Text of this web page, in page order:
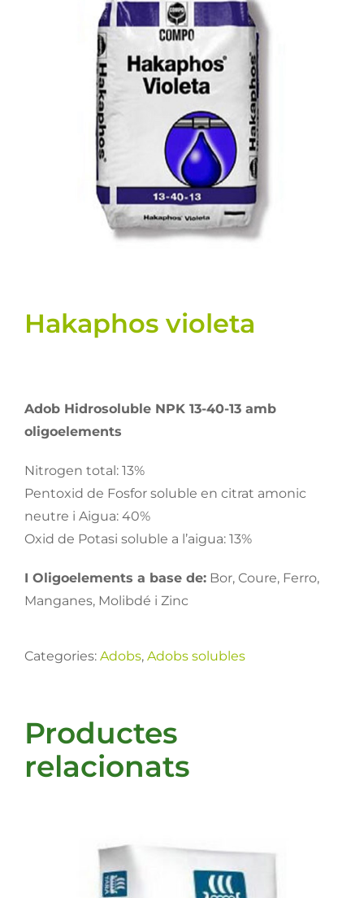
Fitxes de producte
Hakaphos violeta
Adob Hidrosoluble NPK 13-40-13 amb
oligoelements
Nitrogen total: 13%
Pentoxid de Fosfor soluble en citrat amonic
neutre i Aigua: 40%
Oxid de Potasi soluble a l’aigua: 13%
I Oligoelements a base de: Bor, Coure, Ferro,
Manganes, Molibdé i Zinc
Categories: Adobs, Adobs solubles
Productes
relacionats